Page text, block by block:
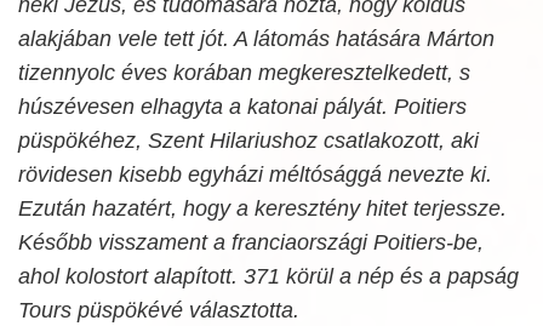
neki Jézus, és tudomására hozta, hogy koldus
alakjában vele tett jót. A látomás hatására Márton
tizennyolc éves korában megkeresztelkedett, s
húszévesen elhagyta a katonai pályát. Poitiers
püspökéhez, Szent Hilariushoz csatlakozott, aki
rövidesen kisebb egyházi méltósággá nevezte ki.
Ezután hazatért, hogy a keresztény hitet terjessze.
Később visszament a franciaországi Poitiers-be,
ahol kolostort alapított. 371 körül a nép és a papság
Tours püspökévé választotta.